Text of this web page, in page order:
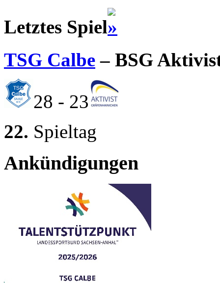
Letztes Spiel
TSG Calbe – BSG
28 - 23
22. Spieltag
Ankündigungen